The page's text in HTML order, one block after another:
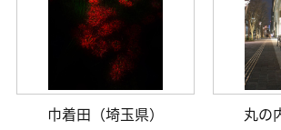
巾着田（埼玉県） 丸の